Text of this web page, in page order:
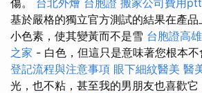
傷。 台北外燴 台胞證 搬家公司費用ptt
基於嚴格的獨立官方測試的結果在產
小色素，使其變黃而不是雪 台胞證高雄
之家 - 白色，但這只是意味著您根本不
登記流程與注意事項 眼下細紋醫美 醫
光，也不粘，甚至我的男朋友也喜歡它